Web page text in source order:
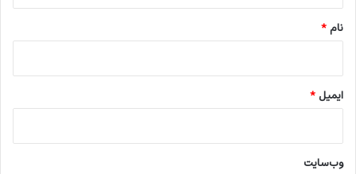
نام*
ایمیل*
وب‌سایت